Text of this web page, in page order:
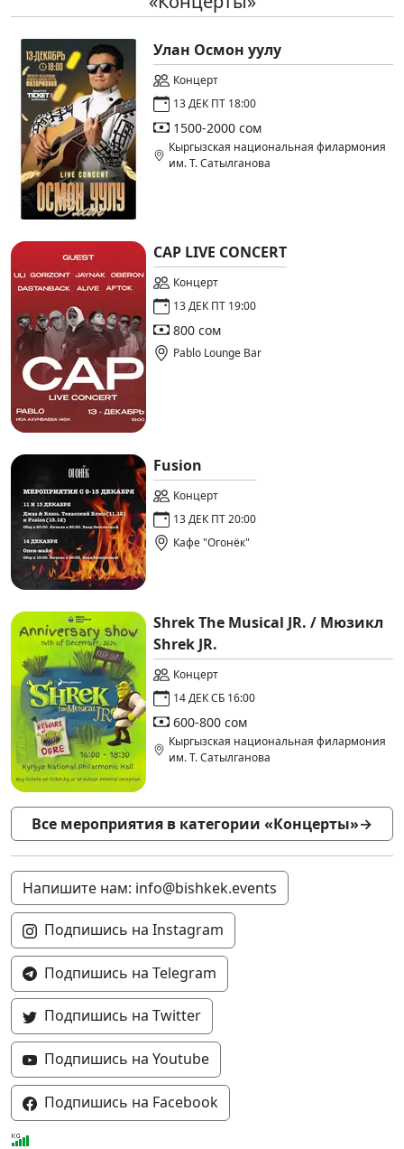
Улан Осмон уулу
Концерт
13 ДЕК ПТ 18:00
1500-2000 сом
Кыргызская национальная филармония
им. Т. Сатылганова
CAP LIVE CONCERT
Концерт
13 ДЕК ПТ 19:00
800 сом
Pablo Lounge Bar
Fusion
Концерт
13 ДЕК ПТ 20:00
Кафе "Огонёк"
Shrek The Musical JR. / Мюзикл
Shrek JR.
Концерт
14 ДЕК СБ 16:00
600-800 сом
Кыргызская национальная филармония
им. Т. Сатылганова
Все мероприятия в категории «Концерты»→
Напишите нам: info@bishkek.events
Подпишись на Instagram
Подпишись на Telegram
Подпишись на Twitter
Подпишись на Youtube
Подпишись на Facebook